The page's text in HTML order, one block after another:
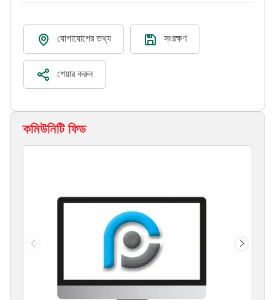
যোগাযোগের তথ্য সংরক্ষণ
শেয়ার করুন
কমিউনিটি ফিড